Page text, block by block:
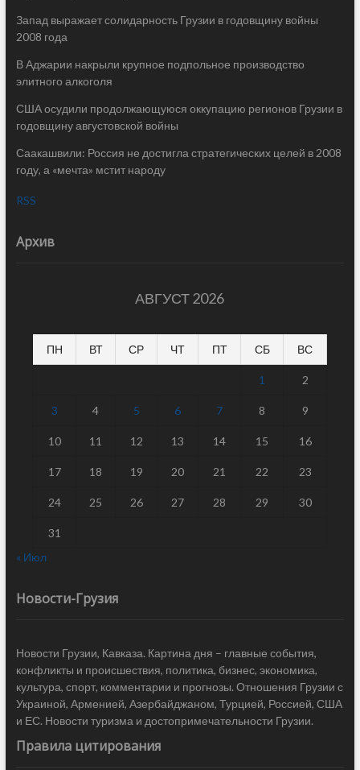
Запад выражает солидарность Грузии в годовщину войны
2008 года
В Аджарии накрыли крупное подпольное производство
элитного алкоголя
США осудили продолжающуюся оккупацию регионов Грузии в
годовщину августовской войны
Саакашвили: Россия не достигла стратегических целей в 2008
году, а «мечта» мстит народу
RSS
Архив
АВГУСТ 2026
ПН ВТ СР ЧТ ПТ СБ ВС
1 2
3 4 5 6 7 8 9
10 11 12 13 14 15 16
17 18 19 20 21 22 23
24 25 26 27 28 29 30
31
« Июл
Новости-Грузия
Новости Грузии, Кавказа. Картина дня – главные события,
конфликты и происшествия, политика, бизнес, экономика,
культура, спорт, комментарии и прогнозы. Отношения Грузии с
Украиной, Арменией, Азербайджаном, Турцией, Россией, США
и ЕС. Новости туризма и достопримечательности Грузии.
Правила цитирования